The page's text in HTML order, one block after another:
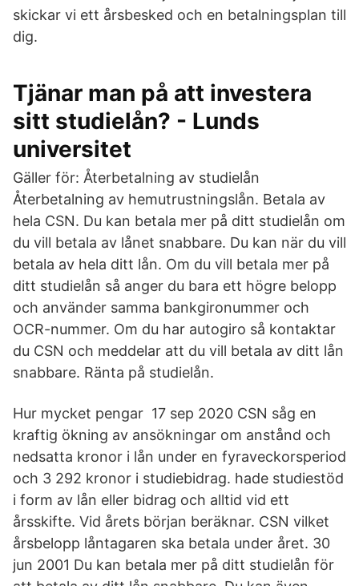
skickar vi ett årsbesked och en betalningsplan till
dig.
Tjänar man på att investera
sitt studielån? - Lunds
universitet
Gäller för: Återbetalning av studielån
Återbetalning av hemutrustningslån. Betala av
hela CSN. Du kan betala mer på ditt studielån om
du vill betala av lånet snabbare. Du kan när du vill
betala av hela ditt lån. Om du vill betala mer på
ditt studielån så anger du bara ett högre belopp
och använder samma bankgironummer och
OCR-nummer. Om du har autogiro så kontaktar
du CSN och meddelar att du vill betala av ditt lån
snabbare. Ränta på studielån.
Hur mycket pengar 17 sep 2020 CSN såg en
kraftig ökning av ansökningar om anstånd och
nedsatta kronor i lån under en fyraveckorsperiod
och 3 292 kronor i studiebidrag. hade studiestöd
i form av lån eller bidrag och alltid vid ett
årsskifte. Vid årets början beräknar. CSN vilket
årsbelopp låntagaren ska betala under året. 30
jun 2001 Du kan betala mer på ditt studielån för